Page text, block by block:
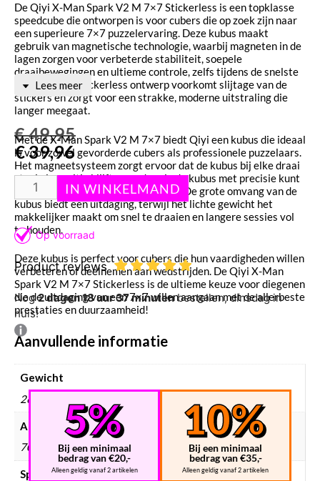
De Qiyi X-Man Spark V2 M 7×7 Stickerless is een topklasse
speedcube die ontworpen is voor cubers die op zoek zijn naar
een superieure 7×7 puzzelervaring. Deze kubus maakt
gebruik van magnetische technologie, waarbij magneten in de
lagen zorgen voor verbeterde stabiliteit, soepele
draaibewegingen en ultieme controle, zelfs tijdens de snelste
rotaties. Het stickerless ontwerp voorkomt slijtage van de
stickers en zorgt voor een strakke, moderne uitstraling die
langer meegaat.
Met de X-Man Spark V2 M 7×7 biedt Qiyi een kubus die ideaal
is voor zowel gevorderde cubers als professionele puzzelaars.
Het magneetsysteem zorgt ervoor dat de kubus bij elke draai
stevig in positie blijft, waardoor je de kubus met precisie kunt
draaien zonder verlies van controle. De grote omvang van de
kubus biedt een uitdaging, terwijl het lichte gewicht het
makkelijker maakt om snel te draaien en langere sessies vol
te houden.
Deze kubus is perfect voor cubers die hun vaardigheden willen
verbeteren of deelnemen aan wedstrijden. De Qiyi X-Man
Spark V2 M 7×7 Stickerless is de ultieme keuze voor diegenen
die de uitdaging van een 7×7 willen aangaan met de allerbeste
prestaties en duurzaamheid!
Aanvullende informatie
Gewicht
268 g
Afmetingen
70 × 70 × 70 mm
Speedcube merken
Lees meer
€49,95
€39,96
Product reviews
Nog2 dagen 18 uur 37 minutenbestellen, dinsdag in
huis!
Bij een minimaal
bedrag van €20,-
Alleen geldig vanaf 2 artikelen
Bij een minimaal
bedrag van €35,-
Alleen geldig vanaf 2 artikelen